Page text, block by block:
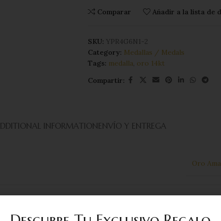
Comparar
Añadir a la lista de
SKU: YPR4G6N1-2
Category: Medallas / Medals
Tags: medalla, oro 14kt
Compartir:
INFORMATIONENVÍO Y ENTREGA
Oro